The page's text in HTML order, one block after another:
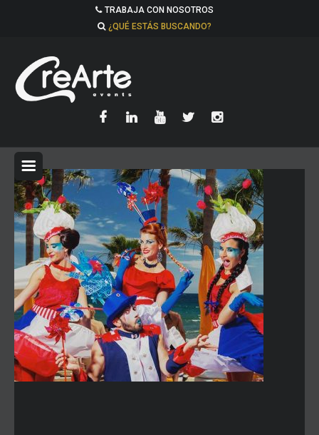
TRABAJA CON NOSOTROS
¿QUÉ ESTÁS BUSCANDO?